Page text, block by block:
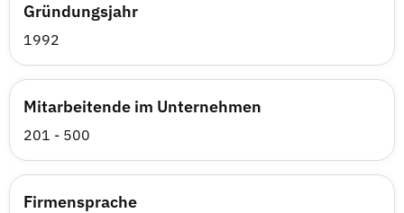
Gründungsjahr
1992
Mitarbeitende im Unternehmen
201 - 500
Firmensprache